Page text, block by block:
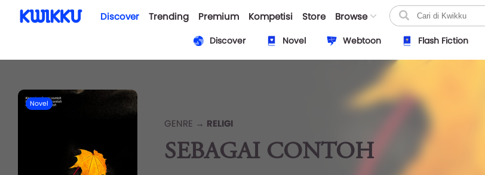
Discover Trending Premium Kompetisi Store Browse
Discover Novel Webtoon Flash Fiction
Novel
GENRE → RELIGI
SEBAGAI CONTOH